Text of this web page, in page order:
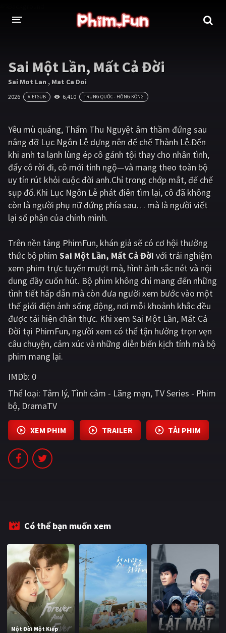
THỂ LOẠI
Thần thoại - Cổ trang
Tâm lý Chiến tranh
Kinh dị Tội phạm - Hình sự
Phiêu lưu Hài hước
Viễn tưởng Khoa học - Tài liệu
Hoạt hình Thể thao
Tình cảm - Lãng mạn
Giật gân Gia đình
Lịch sử
Viễn Tây Tiểu sử
GameShow DramaTV
QUỐC GIA
Âu - Mỹ Trung Quốc - Hồng Kông
Hàn Quốc
Ấn Độ Việt Nam
Tổng hợp
CẬP NHẬT
PHIM MỚI
PHIM CHIẾU RẠP
TUYỂN TẬP PHIM
BLOG
Sai Một Lần, Mất Cả Đời
Sai Mot Lan , Mat Ca Doi
2026 VIETSUB 6,410 TRUNG QUỐC - HỒNG KÔNG
Yêu mù quáng, Thẩm Thu Nguyệt âm thầm đứng sau
nâng đỡ Lục Ngôn Lễ dựng nên đế chế Thành Lễ.Đến
khi anh ta lạnh lùng ép cô gánh tội thay cho nhân tình,
đẩy cô rời đi, cô mới tỉnh ngộ—và mang theo toàn bộ
uy tín rút khỏi cuộc đời anh.Chỉ trong chớp mắt, đế chế
sụp đổ.Khi Lục Ngôn Lễ phát điên tìm lại, cô đã không
còn là người phụ nữ đứng phía sau… mà là người viết
lại số phận của chính mình.
Trên nền tảng PhimFun, khán giả sẽ có cơ hội thưởng
thức bộ phim Sai Một Lần, Mất Cả Đời với trải nghiệm
xem phim trực tuyến mượt mà, hình ảnh sắc nét và nội
dung đầy cuốn hút. Bộ phim không chỉ mang đến những
tình tiết hấp dẫn mà còn đưa người xem bước vào một
thế giới điện ảnh sống động, nơi mỗi khoảnh khắc đều
được tái hiện chân thực. Khi xem Sai Một Lần, Mất Cả
Đời tại PhimFun, người xem có thể tận hưởng trọn vẹn
câu chuyện, cảm xúc và những diễn biến kịch tính mà bộ
phim mang lại.
IMDb: 0
Thể loại: Tâm lý Tình cảm - Lãng mạn TV Series - Phim
bộ DramaTV
XEM PHIM TRAILER TẢI PHIM
Có thể bạn muốn xem
Một Đời Một Kiếp